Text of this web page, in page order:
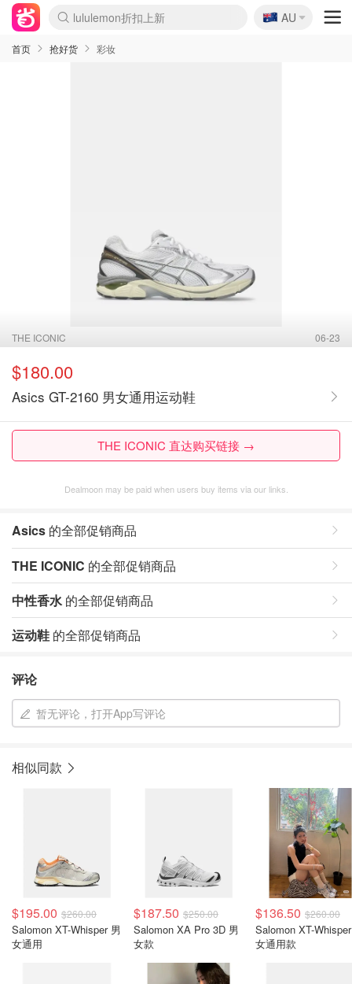
lululemon折扣上新
Sasa美妆护肤3.5折
SSENSE年中2.5折
FreshBeauty好价汇总
Cettire降价+叠9折
WWS Coles超市实拍
viagogo二手票捡漏
Myer超级周末
The Outnet奢牌1折起
David Jones 3折起
Flannels大牌1折
Perfumes Club护肤1折
AMIRO面罩$251
Amazon折扣汇总
eToro入金$200送$50
Amazon数码好物
ICONIC本周7.5折
ThedoubleF高奢地板价
Moose Knuckles 6折
丝芙兰5折起
EUFY摄像头$98
Selenichast首饰2折
Trip机票酒店促销
YSL送5件彩妆礼
Amazon家居好物
Amazon美妆护肤
雅漾大喷$8
过敏原检测盒$33
伊索独家赠50ml沐浴露
科颜氏高保湿面霜$29
SEALIFE海洋馆门票6折
丝塔芙大白罐$16
订阅Newsletter送香薰
Cult Beauty 6.8折
Harrods圣诞日历$525
LN-CC奢牌私促3折
d'Alba空姐喷雾$16
EVE LOM套装£56
Bernardelli独家4折
Adore Beauty 6折起
CT圣诞日历
Mytheresa奢品2.7折
Luxury Escapes 9折
Currentbody美容仪$881
MOON Garden Live
Roborock扫地机$649
Tingo Life水杯$24
Valentino官网5折
CR洗护套装$23
修丽可4件套$159
Myer彩妆2件7折
GANNI官网4.5折
Stylevana韩妆4折
Tessabit高奢8.5折
OGX洗发水$11
Amazon阿德莱德次日达
卡诗8.5折+赠礼
Philips Hue灯具8折
🇦🇺
AU
首页 抢好货 彩妆
THE ICONIC 06-23
$180.00
Asics GT-2160 男女通用运动鞋
THE ICONIC 直达购买链接 →
Dealmoon may be paid when users buy items via our links.
Asics 的全部促销商品
THE ICONIC 的全部促销商品
中性香水 的全部促销商品
运动鞋 的全部促销商品
评论
暂无评论，打开App写评论
相似同款
$195.00 $260.00
Salomon XT-Whisper 男
女通用
$187.50 $250.00
Salomon XA Pro 3D 男
女款
$136.50 $260.00
Salomon XT-
女通用款